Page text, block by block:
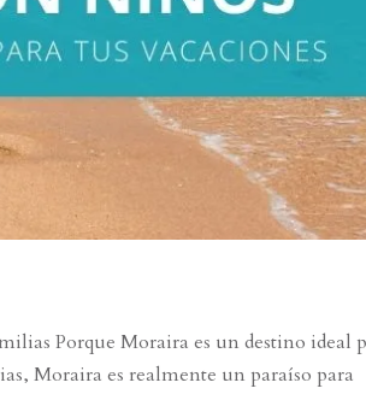
Porque Moraira es un destino ideal
Moraira es realmente un paraíso para